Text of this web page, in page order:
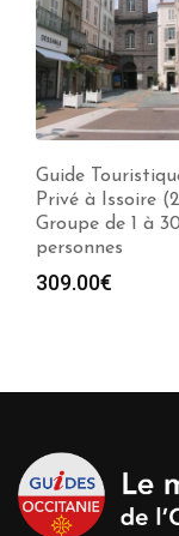
Guide
Privé à Issoire
Groupe de 1 à 30
personnes
309.00€